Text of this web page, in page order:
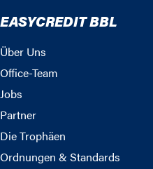
EASYCREDIT BBL
Über Uns
Office-Team
Jobs
Partner
Die Trophäen
Ordnungen & Standards